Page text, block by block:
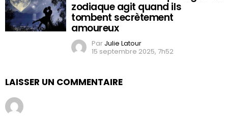
zodiaque agit quand ils
tombent secrètement
amoureux
Par Julie Latour
15 septembre 2025, 7h52
LAISSER UN COMMENTAIRE